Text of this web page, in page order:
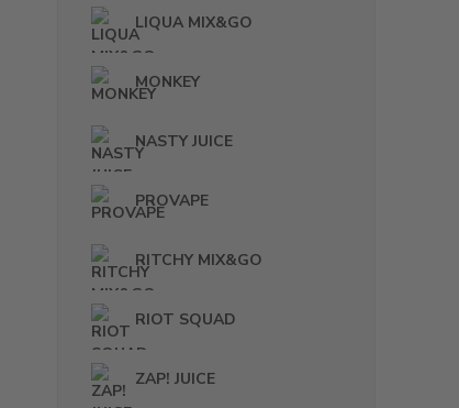
LIQUA MIX&GO
MONKEY
NASTY JUICE
PROVAPE
RITCHY MIX&GO
RIOT SQUAD
ZAP! JUICE